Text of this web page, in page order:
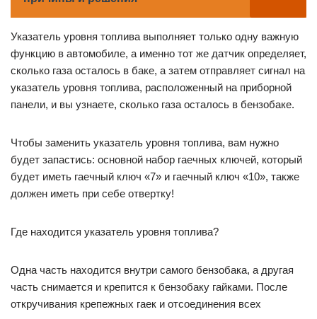
Указатель уровня топлива выполняет только одну важную
функцию в автомобиле, а именно тот же датчик определяет,
сколько газа осталось в баке, а затем отправляет сигнал на
указатель уровня топлива, расположенный на приборной
панели, и вы узнаете, сколько газа осталось в бензобаке.
Чтобы заменить указатель уровня топлива, вам нужно
будет запастись: основной набор гаечных ключей, который
будет иметь гаечный ключ «7» и гаечный ключ «10», также
должен иметь при себе отвертку!
Где находится указатель уровня топлива?
Одна часть находится внутри самого бензобака, а другая
часть снимается и крепится к бензобаку гайками. После
откручивания крепежных гаек и отсоединения всех